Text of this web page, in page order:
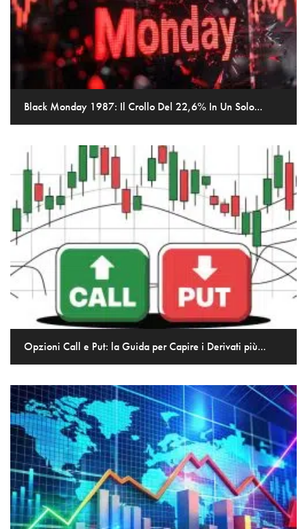
Black Monday 1987: Il Crollo Del 22,6% In Un Solo...
Opzioni Call e Put: la Guida per Capire i Derivati più...